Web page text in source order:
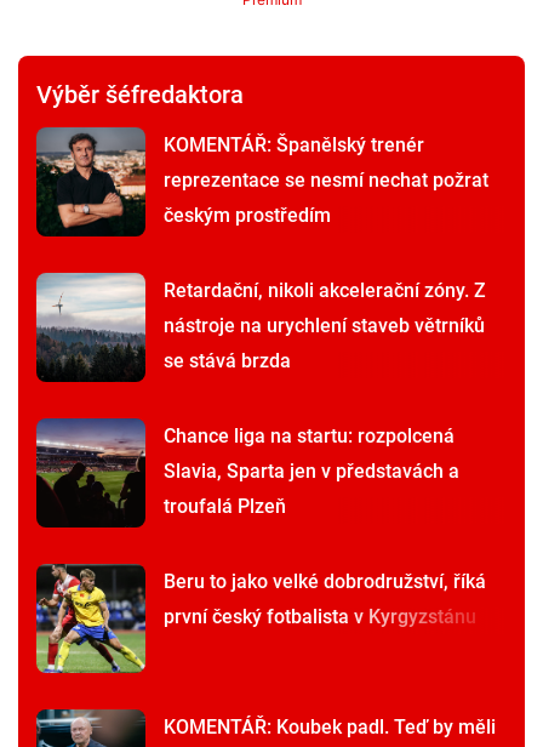
Výběr šéfredaktora
KOMENTÁŘ: Španělský trenér
reprezentace se nesmí nechat požrat
českým prostředím
Retardační, nikoli akcelerační zóny. Z
nástroje na urychlení staveb větrníků
se stává brzda
Chance liga na startu: rozpolcená
Slavia, Sparta jen v představách a
troufalá Plzeň
Beru to jako velké dobrodružství, říká
první český fotbalista v Kyrgyzstánu
KOMENTÁŘ: Koubek padl. Teď by měli